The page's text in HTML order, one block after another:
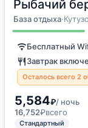
Рыбачий
База отдыха·
18м2·2 гостя
Двухместный
Бесплатный
Завтрак
Осталось всего 2
5,584₽/ ночь
16,752₽всего
Стандартный